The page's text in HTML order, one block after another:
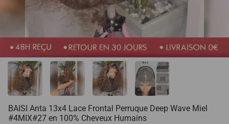
BAISI Anta 13x4 Lace Frontal Perruque Deep Wave Miel
#4MIX#27 en 100% Cheveux Humains